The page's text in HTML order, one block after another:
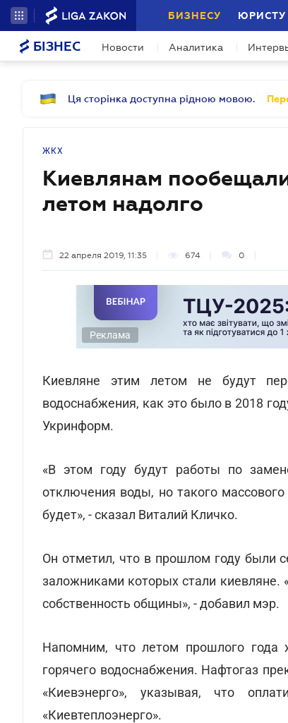
БИЗНЕСУ ЮРИСТУ
БІЗНЕС Новости Аналитика
Ця сторінка доступна рідною мовою.
ЖКХ
Киевлянам
летом надолго
22 апреля 2019, 11:35 674 0
Реклама
Киевляне этим летом не будут
водоснабжения, как это было в 2018
Укринформ.
«В этом году будут работы по
отключения воды, но такого
будет», - сказал Виталий Кличко.
Он отметил, что в прошлом году были
заложниками которых стали киевляне.
собственность общины», - добавил мэр.
Напомним, что летом прошлого года
горячего водоснабжения. Нафтогаз
«Киевэнерго», указывая, что
«Киевтеплоэнерго».